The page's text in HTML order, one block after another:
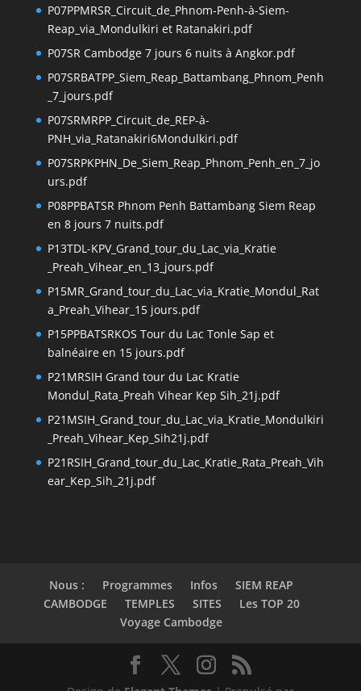
P07PPMRSR_Circuit_de_Phnom-Penh-à-Siem-
Reap_via_Mondulkiri et Ratanakiri.pdf
P07SR Cambodge 7 jours 6 nuits à Angkor.pdf
P07SRBATPP_Siem_Reap_Battambang_Phnom_Penh
_7_jours.pdf
P07SRMRPP_Circuit_de_REP-à-
PNH_via_Ratanakiri6Mondulkiri.pdf
P07SRPKPHN_De_Siem_Reap_Phnom_Penh_en_7_jo
urs.pdf
P08PPBATSR Phnom Penh Battambang Siem Reap
en 8 jours 7 nuits.pdf
P13TDL-KPV_Grand_tour_du_Lac_via_Kratie
_Preah_Vihear_en_13_jours.pdf
P15MR_Grand_tour_du_Lac_via_Kratie_Mondul_Rat
a_Preah_Vihear_15 jours.pdf
P15PPBATSRKOS Tour du Lac Tonle Sap et
balnéaire en 15 jours.pdf
P21MRSIH Grand tour du Lac Kratie
Mondul_Rata_Preah Vihear Kep Sih_21j.pdf
P21MSIH_Grand_tour_du_Lac_via_Kratie_Mondulkiri
_Preah_Vihear_Kep_Sih21j.pdf
P21RSIH_Grand_tour_du_Lac_Kratie_Rata_Preah_Vih
ear_Kep_Sih_21j.pdf
Nous : Programmes Infos
SIEM REAP
CAMBODGE
TEMPLES SITES
Les TOP 20
Voyage Cambodge